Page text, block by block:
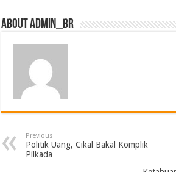
About admin_br
Previous
Politik Uang, Cikal Bakal Komplik
Pilkada